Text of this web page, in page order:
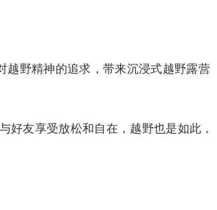
越野精神的追求，带来沉浸式越野露营
好友享受放松和自在，越野也是如此，